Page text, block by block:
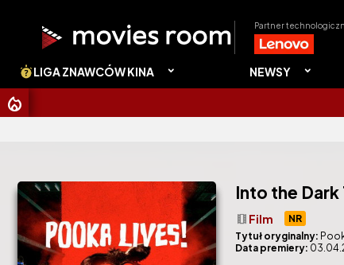
Partner
LIGA ZNAWCÓW KINA NEWSY
Into the Dark
NR
theaters Film
Tytuł oryginalny:
Data premiery: